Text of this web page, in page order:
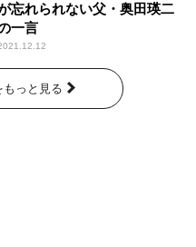
忘れられない父・奥田瑛二
一言
っと見る